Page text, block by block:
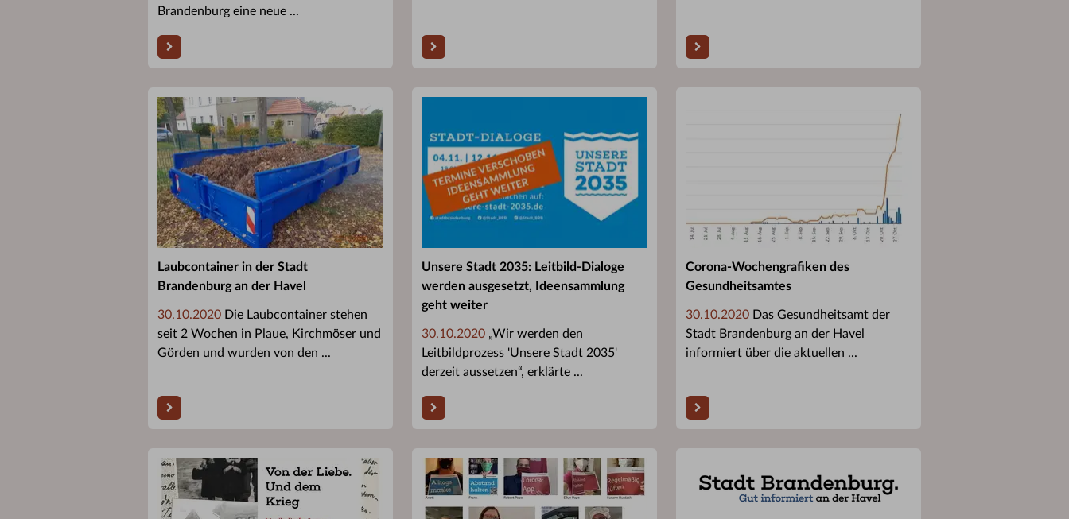
Brandenburg eine neue ...
Laubcontainer in der Stadt
Brandenburg an der Havel
30.10.2020 Die Laubcontainer stehen
seit 2 Wochen in Plaue, Kirchmöser und
Görden und wurden von den ...
Unsere Stadt 2035: Leitbild-Dialoge
werden ausgesetzt, Ideensammlung
geht weiter
30.10.2020 „Wir werden den
Leitbildprozess 'Unsere Stadt 2035'
derzeit aussetzen“, erklärte ...
Corona-Wochengrafiken des
Gesundheitsamtes
30.10.2020 Das Gesundheitsamt der
Stadt Brandenburg an der Havel
informiert über die aktuellen ...